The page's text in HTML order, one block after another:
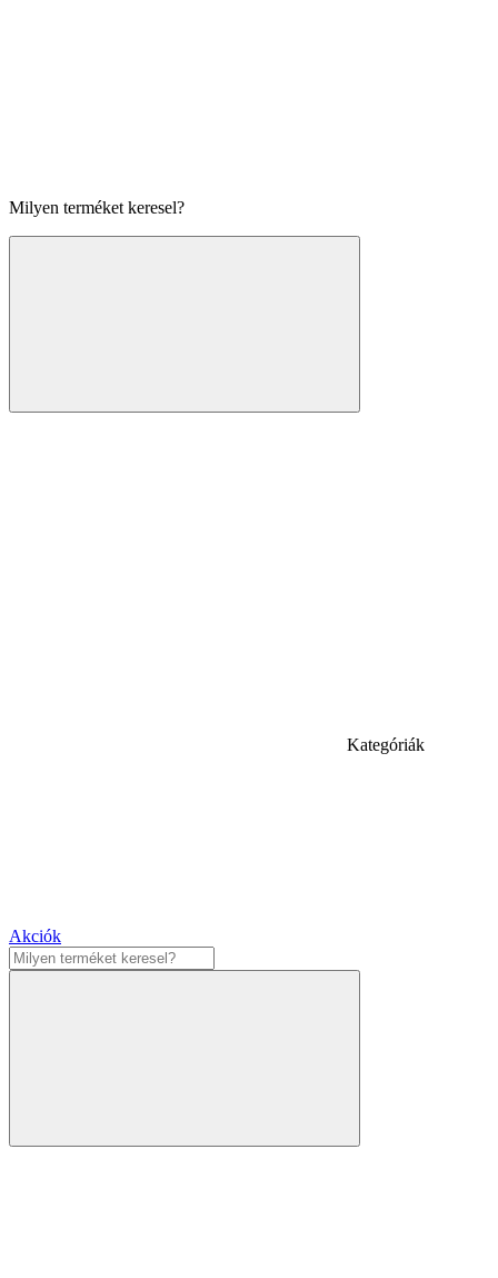
Milyen terméket keresel?
Kategóriák
Akciók